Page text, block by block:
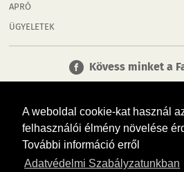
A weboldal cookie-kat használ
felhasználói élmény növelése
További információ erről
Adatvédelmi Szabályzatunkban
APRÓ
ÜGYELETEK
Kövess minket a
Tudj meg többet városodról! Hírek,
menü, cégek…. és minden, ami Győr